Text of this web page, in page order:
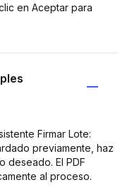
en Aceptar para
Firmar Lote:
previamente, haz
deseado. El PDF
al proceso.